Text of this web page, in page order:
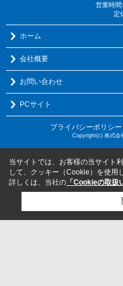
営業時
定
ホーム
会社概要
お問い合わせ
PCサイト
プライバシーポリシー
Copyright(c) 株式会
当サイトでは、お客様の当サイト
して、クッキー（Cookie）を使用
詳しくは、当社の 「Cookieの取扱